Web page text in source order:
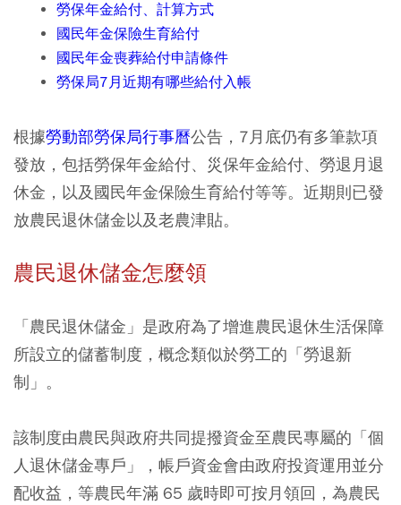
勞保年金給付、計算方式
國民年金保險生育給付
國民年金喪葬給付申請條件
勞保局7月近期有哪些給付入帳​
根據勞動部勞保局行事曆公告，7月底仍有多筆款項
發放，包括勞保年金給付、災保年金給付、勞退月退
休金，以及國民年金保險生育給付等等。近期則已發
放農民退休儲金以及老農津貼。
農民退休儲金怎麼領
「農民退休儲金」是政府為了增進農民退休生活保障
所設立的儲蓄制度，概念類似於勞工的「勞退新
制」。
該制度由農民與政府共同提撥資金至農民專屬的「個
人退休儲金專戶」，帳戶資金會由政府投資運用並分
配收益，等農民年滿 65 歲時即可按月領回，為農民